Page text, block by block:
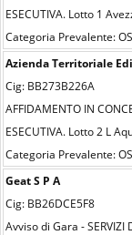
ESECUTIVA. Lotto 1
Categoria Prevalente:
Azienda Territoriale
Cig: BB273B226A
AFFIDAMENTO IN
ESECUTIVA. Lotto 2 L
Categoria Prevalente:
Geat S P A
Cig: BB26DCE5F8
Avviso di Gara - SERVIZI